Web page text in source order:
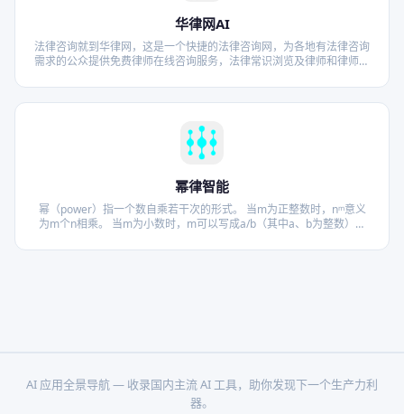
华律网AI
法律咨询就到华律网，这是一个快捷的法律咨询网，为各地有法律咨询
需求的公众提供免费律师在线咨询服务，法律常识浏览及律师和律师事
幂律智能
幂（power）指一个数自乘若干次的形式。 当m为正整数时，nᵐ意义
为m个n相乘。 当m为小数时，m可以写成a/b（其中a、b为整数），
…
AI 应用全景导航 — 收录国内主流 AI 工具，助你发现下一个生产力利
器。